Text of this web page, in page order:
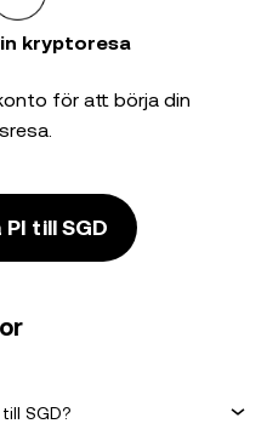
kryptoresa
för att börja din
till SGD
SGD?